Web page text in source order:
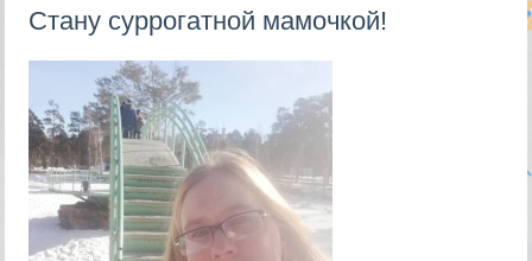
Стану суррогатной мамочкой!